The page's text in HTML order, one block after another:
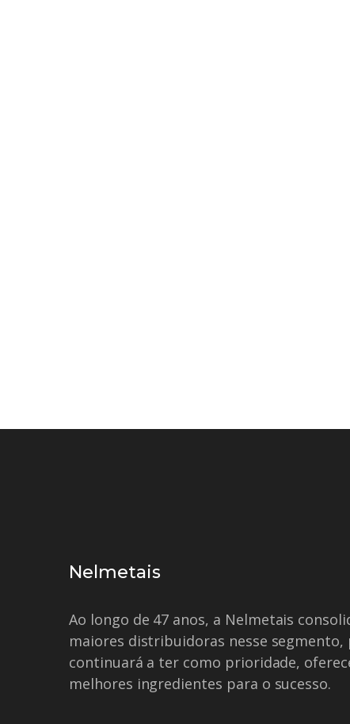
Nelmetais
Ao longo de 47 anos, a Nelmetais
maiores distribuidoras nesse segmento,
continuará a ter como prioridade,
melhores ingredientes para o sucesso.